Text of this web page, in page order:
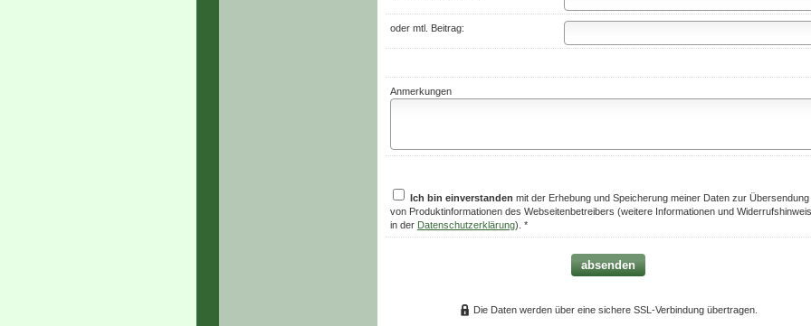
oder mtl. Beitrag:
Anmerkungen
Ich bin einverstanden mit der Erhebung und Speicherung meiner Daten zur Übersendung
von Produktinformationen des Webseitenbetreibers (weitere Informationen und
in der Datenschutzerklärung). *
absenden
Die Daten werden über eine sichere SSL-Verbindung übertragen.